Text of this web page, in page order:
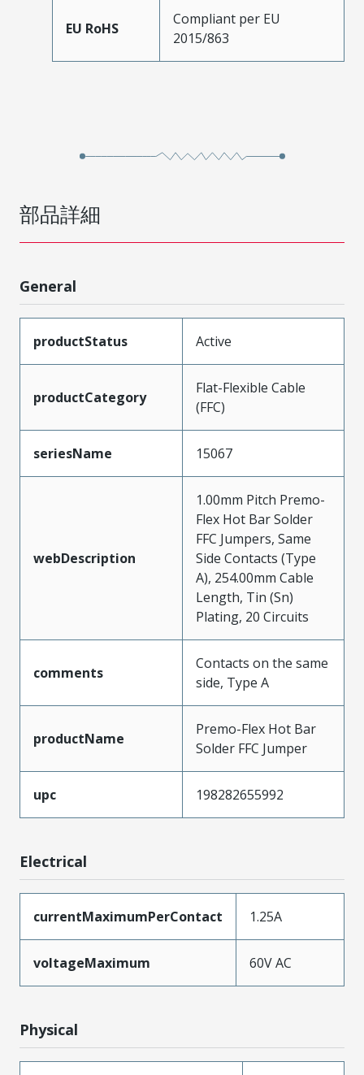
EU RoHS
Compliant per EU
2015/863
部品詳細
General
productStatus Active
productCategory
Flat-Flexible Cable
(FFC)
seriesName 15067
webDescription
1.00mm Pitch Premo-
Flex Hot Bar Solder
FFC Jumpers, Same
Side Contacts (Type
A), 254.00mm Cable
Length, Tin (Sn)
Plating, 20 Circuits
comments
Contacts on the same
side, Type A
productName
Premo-Flex Hot Bar
Solder FFC Jumper
upc 198282655992
Electrical
currentMaximumPerContact 1.25A
voltageMaximum 60V AC
Physical